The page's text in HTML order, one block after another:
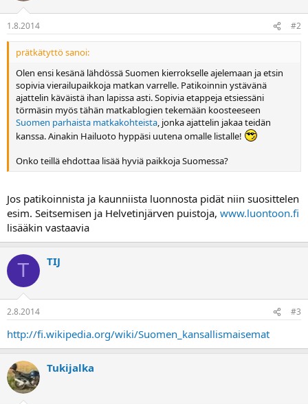
1.8.2014 #2
prätkätyttö sanoi:
Olen ensi kesänä lähdössä Suomen kierrokselle ajelemaan ja etsin
sopivia vierailupaikkoja matkan varrelle. Patikoinnin ystävänä
ajattelin käväistä ihan lapissa asti. Sopivia etappeja etsiessäni
törmäsin myös tähän matkablogien tekemään koosteeseen
Suomen parhaista matkakohteista, jonka ajattelin jakaa teidän
kanssa. Ainakin Hailuoto hyppäsi uutena omalle listalle!
Onko teillä ehdottaa lisää hyviä paikkoja Suomessa?
Jos patikoinnista ja kaunniista luonnosta pidät niin suosittelen
esim. Seitsemisen ja Helvetinjärven puistoja, www.luontoon.fi
lisääkin vastaavia
T TIJ
2.8.2014 #3
http://fi.wikipedia.org/wiki/Suomen_kansallismaisemat
Tukijalka